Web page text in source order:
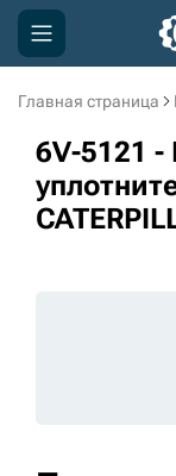
Главная страница
6V-5121 -
Компания
Акции
Доставка и